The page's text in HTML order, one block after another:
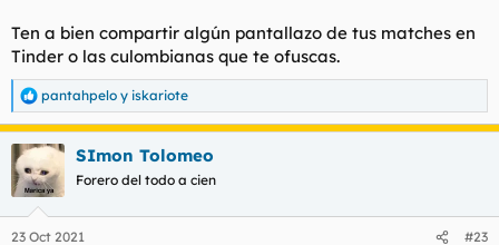
Ten a bien compartir algún pantallazo de tus matches en
Tinder o las culombianas que te ofuscas.
R
e
a
c
c
pantahpelo y iskariote
SImon Tolomeo
Forero del todo a cien
23 Oct 2021 #23